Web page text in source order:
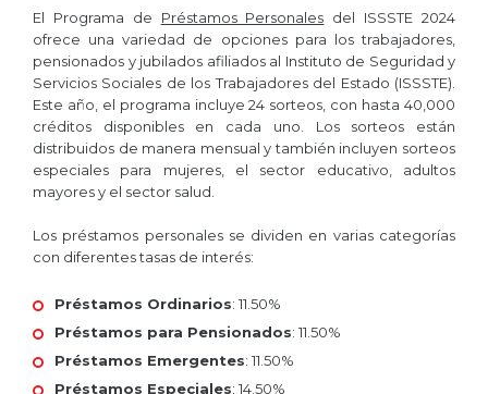
El Programa de Préstamos Personales del ISSSTE 2024
ofrece una variedad de opciones para los trabajadores,
pensionados y jubilados afiliados al Instituto de Seguridad y
Servicios Sociales de los Trabajadores del Estado (ISSSTE).
Este año, el programa incluye 24 sorteos, con hasta 40,000
créditos disponibles en cada uno. Los sorteos están
distribuidos de manera mensual y también incluyen sorteos
especiales para mujeres, el sector educativo, adultos
mayores y el sector salud​.
Los préstamos personales se dividen en varias categorías
con diferentes tasas de interés:
Préstamos Ordinarios: 11.50%
Préstamos para Pensionados: 11.50%
Préstamos Emergentes: 11.50%
Préstamos Especiales: 14.50%